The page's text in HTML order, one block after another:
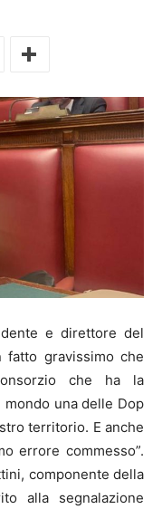
e direttore del
fatto gravissimo che
che ha la
una delle Dop
territorio. E anche
errore commesso”.
componente della
alla segnalazione